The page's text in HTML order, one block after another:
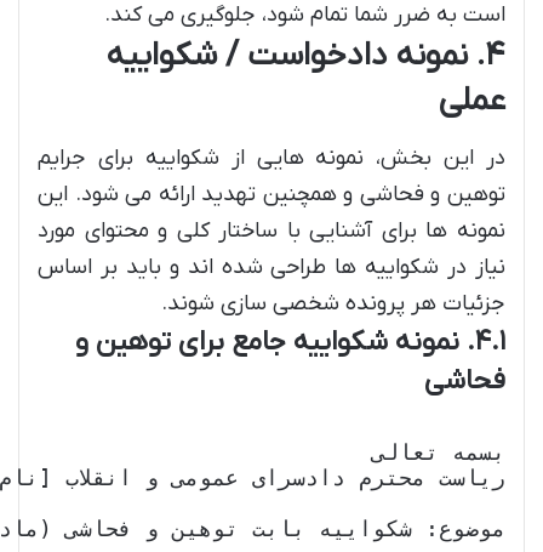
است به ضرر شما تمام شود، جلوگیری می کند.
۴. نمونه دادخواست / شکواییه
عملی
در این بخش، نمونه هایی از شکواییه برای جرایم
توهین و فحاشی و همچنین تهدید ارائه می شود. این
نمونه ها برای آشنایی با ساختار کلی و محتوای مورد
نیاز در شکواییه ها طراحی شده اند و باید بر اساس
جزئیات هر پرونده شخصی سازی شوند.
۴.۱. نمونه شکواییه جامع برای توهین و
فحاشی